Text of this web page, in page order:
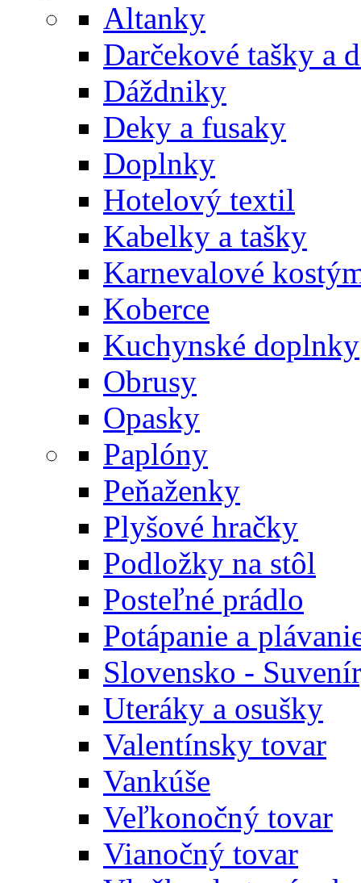
Altanky
Darčekové tašky a
Dáždniky
Deky a fusaky
Doplnky
Hotelový textil
Kabelky a tašky
Karnevalové
Koberce
Kuchynské doplnky
Obrusy
Opasky
Paplóny
Peňaženky
Plyšové hračky
Podložky na stôl
Posteľné prádlo
Potápanie a
Slovensko -
Uteráky a osušky
Valentínsky tovar
Vankúše
Veľkonočný tovar
Vianočný tovar